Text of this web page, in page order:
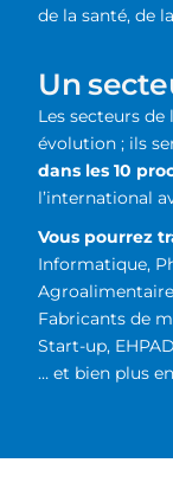
de la santé, de
Un
Les secteurs
évolution ; ils
dans les 10
l’international
Vous pourrez
Informatique,
Fabricants de
Start-up,
… et bien plus